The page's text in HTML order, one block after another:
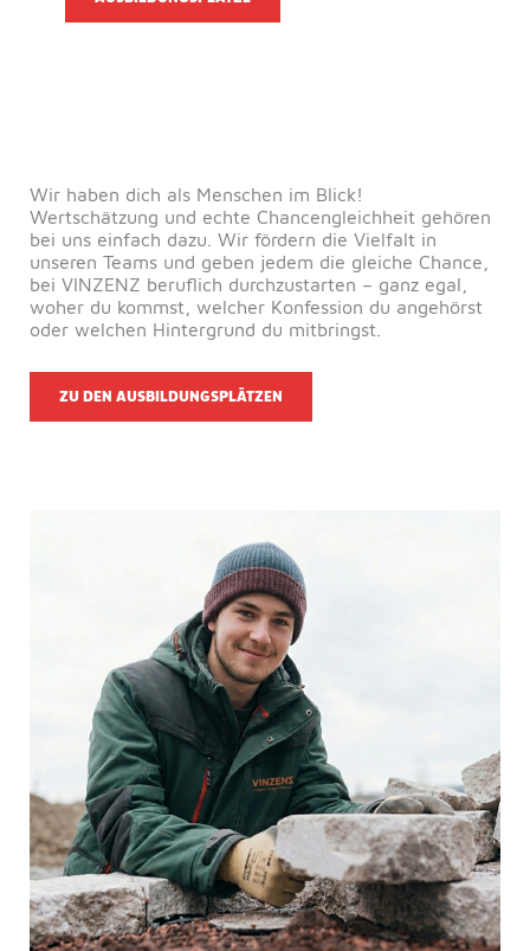
Wir haben dich als Menschen im Blick!
Wertschätzung und echte Chancengleichheit gehören
bei uns einfach dazu. Wir fördern die Vielfalt in
unseren Teams und geben jedem die gleiche Chance,
bei VINZENZ beruflich durchzustarten – ganz egal,
woher du kommst, welcher Konfession du angehörst
oder welchen Hintergrund du mitbringst.
ZU DEN AUSBILDUNGSPLÄTZEN